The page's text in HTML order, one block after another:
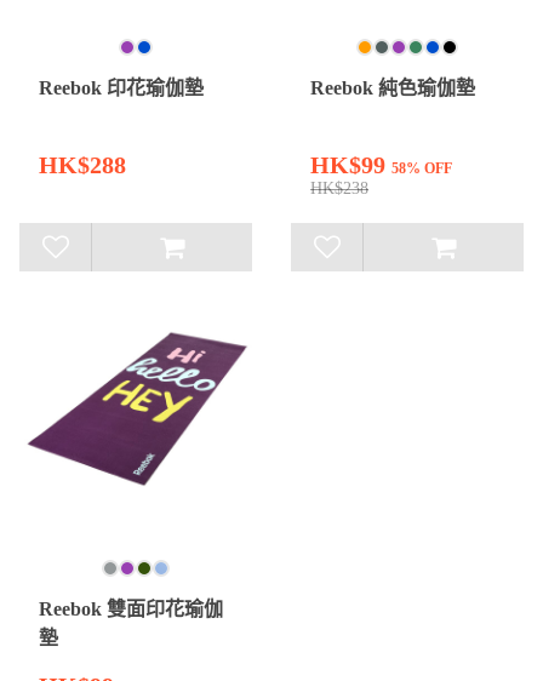
Reebok 印花瑜伽墊
HK$288
Reebok 純色瑜伽墊
HK$99 58% OFF
HK$238
Reebok 雙面印花瑜伽
墊